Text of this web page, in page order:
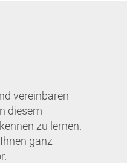
vereinbaren
diesem
zu lernen.
ganz